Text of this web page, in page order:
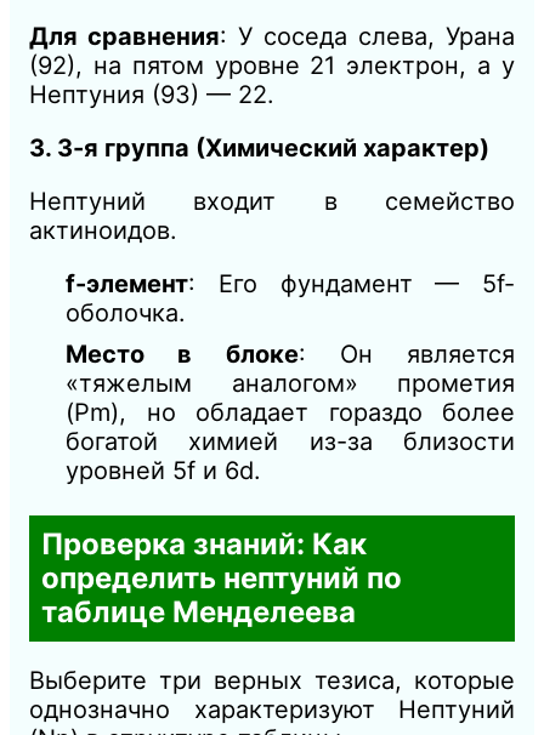
Для сравнения: У соседа слева, Урана
(92), на пятом уровне 21 электрон, а у
Нептуния (93) — 22.
3. 3-я группа (Химический характер)
Нептуний входит в семейство
актиноидов.
f-элемент: Его фундамент — 5f-
оболочка.
Место в блоке: Он является
«тяжелым аналогом» прометия
(Pm), но обладает гораздо более
богатой химией из-за близости
уровней 5f и 6d.
Проверка знаний: Как
определить нептуний по
таблице Менделеева
Выберите три верных тезиса, которые
однозначно характеризуют Нептуний